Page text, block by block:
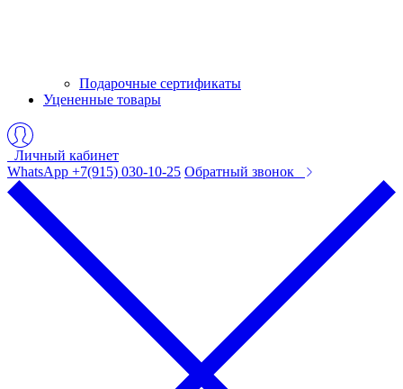
Подарочные сертификаты
Уцененные товары
Личный кабинет
WhatsApp +7(915) 030-10-25 Обратный звонок